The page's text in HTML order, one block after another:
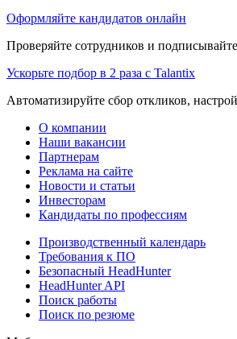
Оформляйте кандидатов онлайн
Проверяйте сотрудников и
Ускорьте подбор в 2 раза с Talantix
Автоматизируйте сбор откликов,
О компании
Наши вакансии
Партнерам
Реклама на сайте
Новости и статьи
Инвесторам
Кандидаты по профессиям
Производственный календарь
Требования к ПО
Безопасный HeadHunter
HeadHunter API
Поиск работы
Поиск по резюме